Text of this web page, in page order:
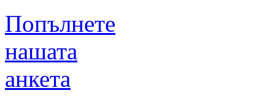
Попълнете
нашата
анкета